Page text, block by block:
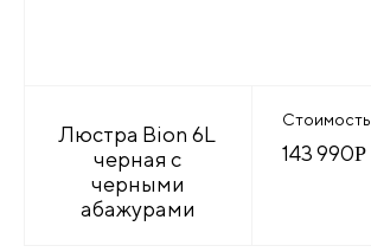
Люстра Bion 6L
черная с
черными
абажурами
Стоимость
143 990Р